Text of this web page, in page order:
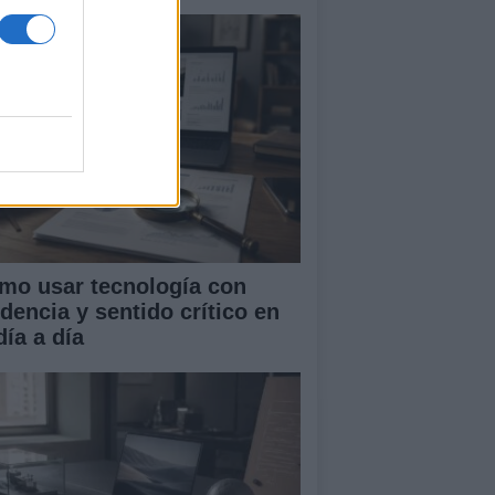
usar tecnología con
y sentido crítico en
a día